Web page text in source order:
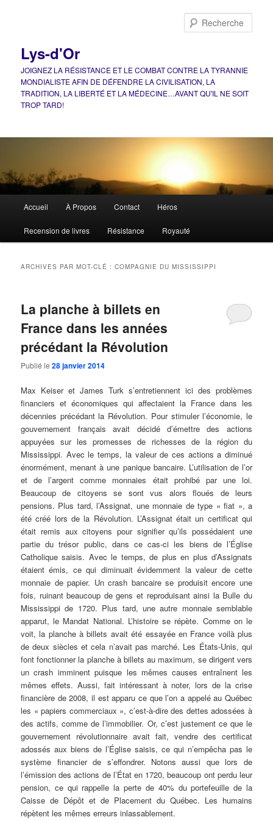
Lys-d'Or
JOIGNEZ LA RÉSISTANCE ET LE COMBAT CONTRE LA TYRANNIE
MONDIALISTE AFIN DE DÉFENDRE LA CIVILISATION, LA
TRADITION, LA LIBERTÉ ET LA MÉDECINE…AVANT QU'IL NE SOIT
TROP TARD!
principal
Accueil À Propos Contact Héros
Recension de livres Résistance Royauté
ARCHIVES PAR MOT-CLÉ :COMPAGNIE DU MISSISSIPPI
La planche à billets en
France dans les années
précédant la Révolution
Publié le28 janvier 2014
Max Keiser et James Turk s’entretiennent ici des problèmes
financiers et économiques qui affectaient la France dans les
décennies précédant la Révolution. Pour stimuler l’économie, le
gouvernement français avait décidé d’émettre des actions
appuyées sur les promesses de richesses de la région du
Mississippi. Avec le temps, la valeur de ces actions a diminué
énormément, menant à une panique bancaire. L’utilisation de l’or
et de l’argent comme monnaies était prohibé par une loi.
Beaucoup de citoyens se sont vus alors floués de leurs
pensions. Plus tard, l’Assignat, une monnaie de type « fiat », a
été créé lors de la Révolution. L’Assignat était un certificat qui
était remis aux citoyens pour signifier qu’ils possédaient une
partie du trésor public, dans ce cas-ci les biens de l’Église
Catholique saisis. Avec le temps, de plus en plus d’Assignats
étaient émis, ce qui diminuait évidemment la valeur de cette
monnaie de papier. Un crash bancaire se produisit encore une
fois, ruinant beaucoup de gens et reproduisant ainsi la Bulle du
Mississippi de 1720. Plus tard, une autre monnaie semblable
apparut, le Mandat National. L’histoire se répète. Comme on le
voit, la planche à billets avait été essayée en France voilà plus
de deux siècles et cela n’avait pas marché. Les États-Unis, qui
font fonctionner la planche à billets au maximum, se dirigent vers
un crash imminent puisque les mêmes causes entraînent les
mêmes effets. Aussi, fait intéressant à noter, lors de la crise
financière de 2008, il est apparu ce que l’on a appelé au Québec
les « papiers commerciaux », c’est-à-dire des dettes adossées à
des actifs, comme de l’immobilier. Or, c’est justement ce que le
gouvernement révolutionnaire avait fait, vendre des certificat
adossés aux biens de l’Église saisis, ce qui n’empêcha pas le
système financier de s’effondrer. Notons aussi que lors de
l’émission des actions de l’État en 1720, beaucoup ont perdu leur
pension, ce qui rappelle la perte de 40% du portefeuille de la
Caisse de Dépôt et de Placement du Québec. Les humains
répètent les mêmes erreurs inlassablement.